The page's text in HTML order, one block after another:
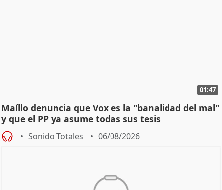
01:47
Maíllo denuncia que Vox es la "banalidad del mal"
y que el PP ya asume todas sus tesis
Sonido Totales 06/08/2026